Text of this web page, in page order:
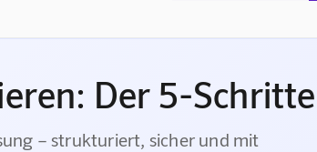
Der 5-
– strukturiert, sicher und mit